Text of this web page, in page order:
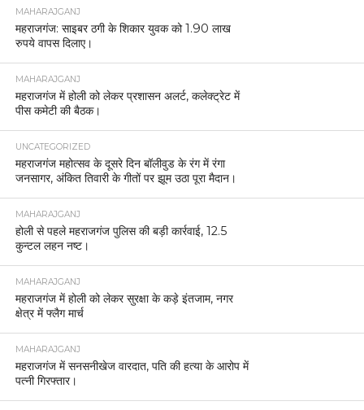
MAHARAJGANJ
महराजगंज: साइबर ठगी के शिकार युवक को 1.90 लाख
रुपये वापस दिलाए।
MAHARAJGANJ
महराजगंज में होली को लेकर प्रशासन अलर्ट, कलेक्ट्रेट में
पीस कमेटी की बैठक।
UNCATEGORIZED
महराजगंज महोत्सव के दूसरे दिन बॉलीवुड के रंग में रंगा
जनसागर, अंकित तिवारी के गीतों पर झूम उठा पूरा मैदान।
MAHARAJGANJ
होली से पहले महराजगंज पुलिस की बड़ी कार्रवाई, 12.5
कुन्टल लहन नष्ट।
MAHARAJGANJ
महराजगंज में होली को लेकर सुरक्षा के कड़े इंतजाम, नगर
क्षेत्र में फ्लैग मार्च
MAHARAJGANJ
महराजगंज में सनसनीखेज वारदात, पति की हत्या के आरोप में
पत्नी गिरफ्तार।